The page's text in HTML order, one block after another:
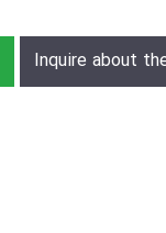
Inquire about